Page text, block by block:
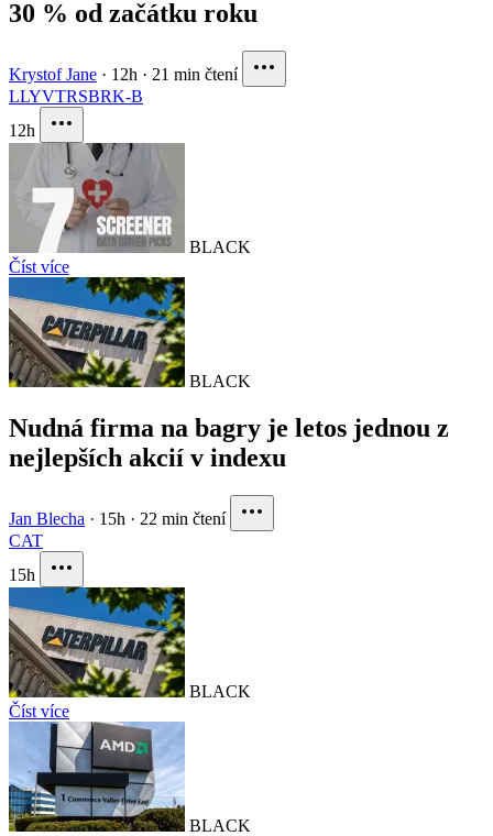
30 % od začátku roku
Krystof Jane · 12h · 21 min čtení
LLYVTRSBRK-B
12h
BLACK
Číst více
BLACK
Nudná firma na bagry je letos jednou z
nejlepších akcií v indexu
Jan Blecha · 15h · 22 min čtení
CAT
15h
BLACK
Číst více
BLACK